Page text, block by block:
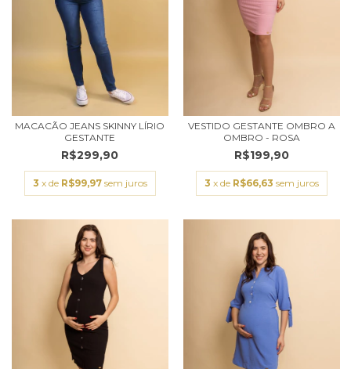
MACACÃO JEANS SKINNY LÍRIO
GESTANTE
R$299,90
3 x de R$99,97 sem juros
VESTIDO GESTANTE OMBRO A
OMBRO - ROSA
R$199,90
3 x de R$66,63 sem juros